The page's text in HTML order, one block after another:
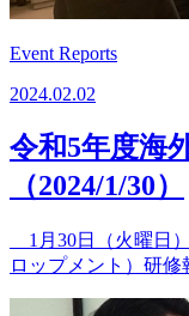
Event Reports
2024.02.02
令和5年度海
（2024/1/30）
1月30日（火曜日
ロップメント）研修